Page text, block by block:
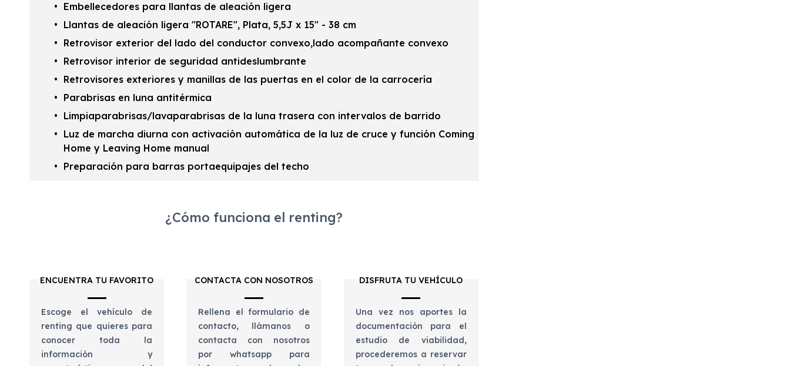
Embellecedores para llantas de aleación ligera
Llantas de aleación ligera "ROTARE", Plata, 5,5J x 15" - 38 cm
Retrovisor exterior del lado del conductor convexo,lado acompañante convexo
Retrovisor interior de seguridad antideslumbrante
Retrovisores exteriores y manillas de las puertas en el color de la carrocería
Parabrisas en luna antitérmica
Limpiaparabrisas/lavaparabrisas de la luna trasera con intervalos de barrido
Luz de marcha diurna con activación automática de la luz de cruce y función Coming
Home y Leaving Home manual
Preparación para barras portaequipajes del techo
¿Cómo funciona el renting?
ENCUENTRA TU FAVORITO
Escoge el vehículo de
renting que quieres para
conocer toda la
información y
CONTACTA CON NOSOTROS
Rellena el formulario de
contacto, llámanos o
contacta con nosotros
por whatsapp para
DISFRUTA TU VEHÍCULO
Una vez nos aportes la
documentación para el
estudio de viabilidad,
procederemos a reservar